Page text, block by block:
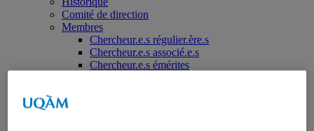
Comité de direction
Membres
Chercheur.e.s régulier.ère.s
Chercheur.e.s associé.e.s
Chercheur.e.s émérites